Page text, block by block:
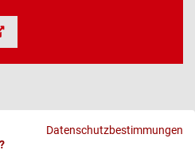
Datenschutzbestimmungen